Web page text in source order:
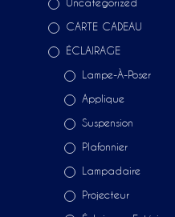
Uncategorized
CARTE CADEAU
ÉCLAIRAGE
Lampe-À-Poser
Applique
Suspension
Plafonnier
Lampadaire
Projecteur